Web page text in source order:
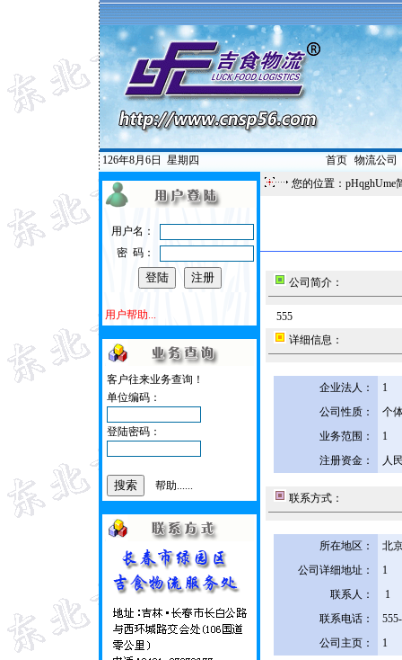
126年8月6日 星期四 首页| 物流公司
用户名：
密 码：
用户帮助...
客户往来业务查询！
单位编码：
登陆密码：
帮助......
您的位置：pHqghUme
公司简介：
555
详细信息：
企业法人：
1
公司性质：
个
业务范围：
1
注册资金：
人
联系方式：
所在地区：
北
公司详细地址：
1
联系人：
1
联系电话：
公司主页：
1